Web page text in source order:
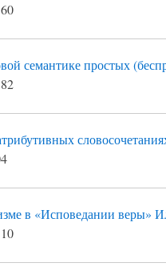
семантике простых
в «Исповедании веры»